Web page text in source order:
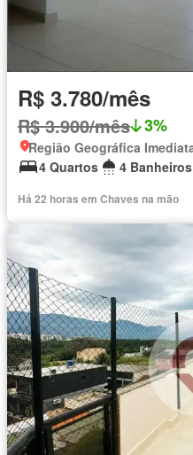
R$ 3.780/mês
R$ 3.900/mês 3%
4 Quartos
4 Banheiros
Há 22 horas em Chaves na mão